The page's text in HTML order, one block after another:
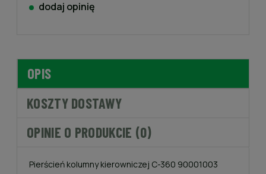
dodaj opinię
OPIS
KOSZTY DOSTAWY
OPINIE O PRODUKCIE (0)
Pierścień kolumny kierowniczej C-360 90001003